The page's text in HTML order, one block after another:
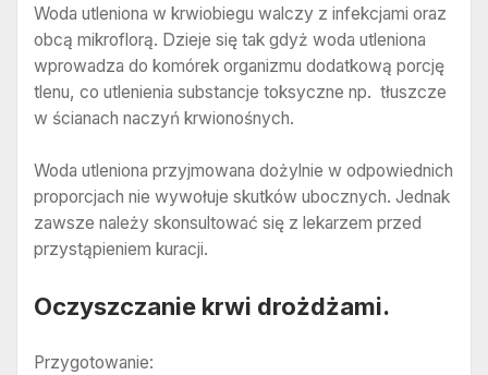
Woda utleniona w krwiobiegu walczy z infekcjami oraz
obcą mikroflorą. Dzieje się tak gdyż woda utleniona
wprowadza do komórek organizmu dodatkową porcję
tlenu, co utlenienia substancje toksyczne np. tłuszcze
w ścianach naczyń krwionośnych.
Woda utleniona przyjmowana dożylnie w odpowiednich
proporcjach nie wywołuje skutków ubocznych. Jednak
zawsze należy skonsultować się z lekarzem przed
przystąpieniem kuracji.
Oczyszczanie krwi drożdżami.
Przygotowanie: